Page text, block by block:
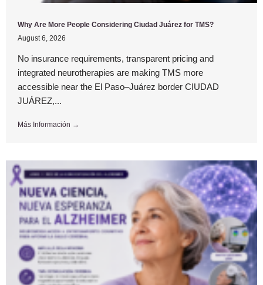
Why Are More People Considering Ciudad Juárez for TMS?
August 6, 2026
No insurance requirements, transparent pricing and
integrated neurotherapies are making TMS more
accessible near the El Paso–Juárez border CIUDAD
JUÁREZ,...
Más Información →